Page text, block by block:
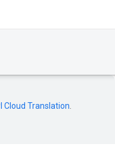
Cloud Translation